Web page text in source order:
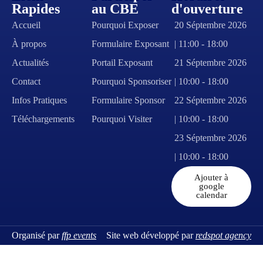
Rapides
Accueil
À propos
Actualités
Contact
Infos Pratiques
Téléchargements
au CBE
Pourquoi Exposer
Formulaire Exposant
Portail Exposant
Pourquoi Sponsoriser
Formulaire Sponsor
Pourquoi Visiter
d'ouverture
20 Séptembre 2026
| 11:00 - 18:00
21 Séptembre 2026
| 10:00 - 18:00
22 Séptembre 2026
| 10:00 - 18:00
23 Séptembre 2026
| 10:00 - 18:00
Ajouter à
google
calendar
Organisé parffp events Site web développé parredspot agency